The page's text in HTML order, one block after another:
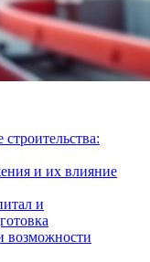
и их влияние
и
возможности